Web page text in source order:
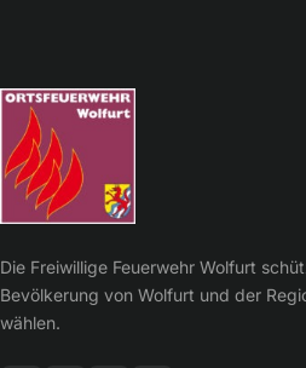
Die Freiwillige Feuerwehr Wolfurt
Bevölkerung von Wolfurt und der
wählen.